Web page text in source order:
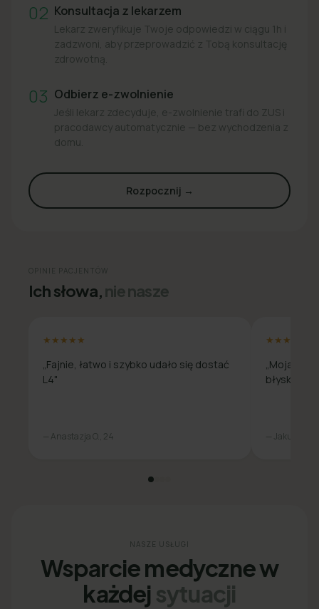
02 Konsultacja z lekarzem
Lekarz zweryfikuje Twoje odpowiedzi w ciągu 1h i
zadzwoni, aby przeprowadzić z Tobą konsultację
zdrowotną.
03 Odbierz e-zwolnienie
Jeśli lekarz zdecyduje, e-zwolnienie trafi do ZUS i
pracodawcy automatycznie — bez wychodzenia z
domu.
Rozpocznij →
OPINIE PACJENTÓW
Ich słowa,nie nasze
★★★★★
„Fajnie, łatwo i szybko udało się dostać
L4"
— Anastazja O., 24
★★★★★
„Moja
— Jakub L., 31
NASZE USŁUGI
Wsparcie medyczne w
każdej sytuacji